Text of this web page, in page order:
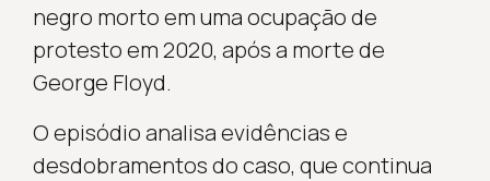
negro morto em uma ocupação de
protesto em 2020, após a morte de
George Floyd.
O episódio analisa evidências e
desdobramentos do caso, que continua